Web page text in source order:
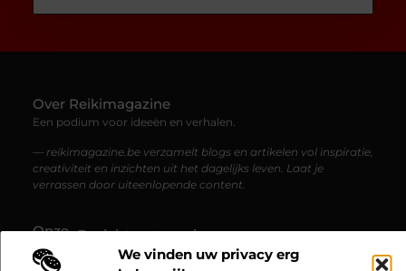
We vinden uw privacy erg
Over Reikimagazine
Een podium voor ideeën en verhalen.
— reikimagazine.be verzamelt blogs en artikelen vol inspiratie,
creativiteit en inzichten uit het dagelijks leven. Laat je
verrassen door uiteenlopende content.
Onze
informatie
Bericht categorie